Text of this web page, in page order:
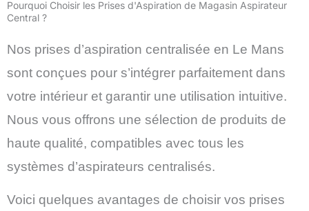
Pourquoi Choisir les Prises d'Aspiration de Magasin Aspirateur
Central ?
Nos prises d’aspiration centralisée en Le Mans
sont conçues pour s’intégrer parfaitement dans
votre intérieur et garantir une utilisation intuitive.
Nous vous offrons une sélection de produits de
haute qualité, compatibles avec tous les
systèmes d’aspirateurs centralisés.
Voici quelques avantages de choisir vos prises